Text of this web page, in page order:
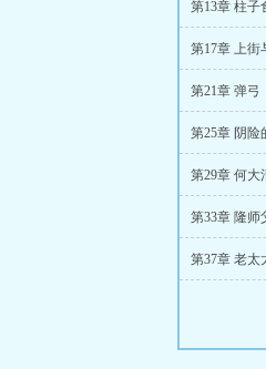
第13章 柱子
第17章 上街
第21章 弹弓
第25章 阴险
第29章 何大
第33章 隆师
第37章 老太